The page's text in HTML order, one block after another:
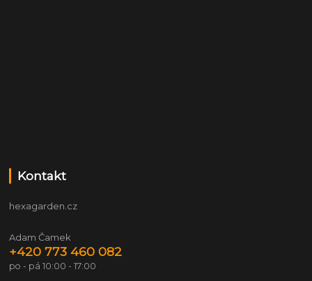
Kontakt
hexagarden.cz
Adam Čamek
+420 773 460 082
po - pá 10:00 - 17:00